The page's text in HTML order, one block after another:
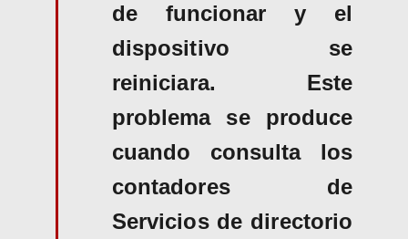
de funcionar y el
dispositivo se
reiniciara. Este
problema se produce
cuando consulta los
contadores de
Servicios de directorio